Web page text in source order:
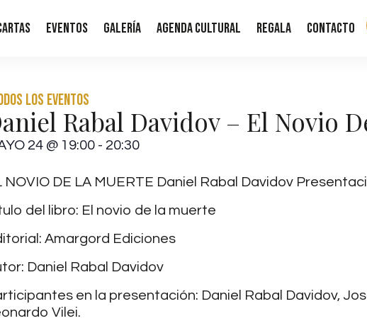
Eventos Galería Agenda Cultural Regala Contacto
los eventos
Rabal Davidov – El Novio
24 @ 19:00 - 20:30
NOVIO DE LA MUERTE Daniel Rabal Davidov
del libro: El novio de la muerte
Amargord Ediciones
Daniel Rabal Davidov
en la presentación: Daniel Rabal Davidov,
Vilei.